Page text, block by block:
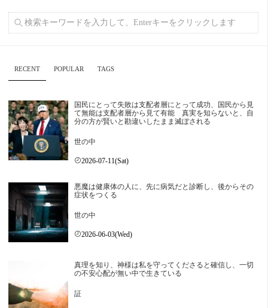
RECENT POPULAR TAGS
国民にとって失敗は支配者層にとって成功、国民から見
て無能は支配者層から見て有能 真実を知らないと、自
分の方が賢いと勘違いしたまま滅ぼされる
世の中
2026-07-11(Sat)
悪魔は健康体の人に、先に病気だと診断し、後からその
症状をつくる
世の中
2026-06-03(Wed)
真理を知り、神様は私を守ってくださると確信し、一切
の不安心配が無い中で生きている
証